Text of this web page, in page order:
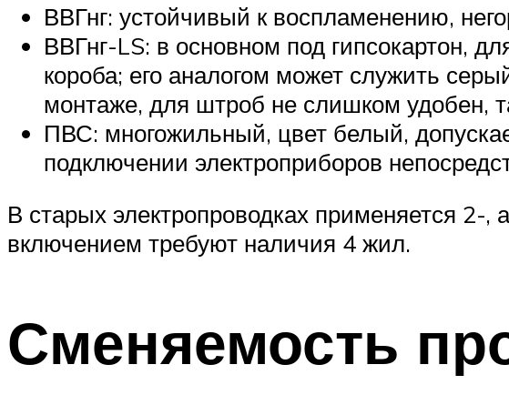
ВВГнг: устойчивый к воспламенению,
ВВГнг-LS: в основном под гипсокартон,
короба; его аналогом может служить
монтаже, для штроб не слишком удобен,
ПВС: многожильный, цвет белый,
подключении электроприборов
В старых электропроводках применяется
включением требуют наличия 4 жил.
Сменяемость